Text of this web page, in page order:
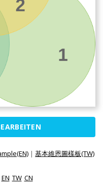
| 基本維恩圖樣板(TW)
EN TW CN